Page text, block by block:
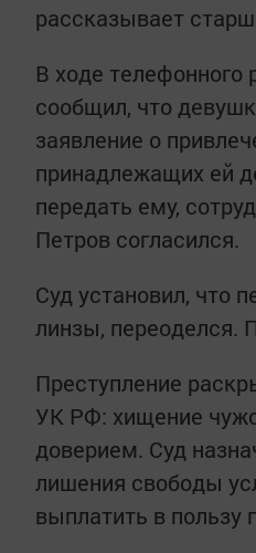
рассказывает
В ходе телефонного
сообщил, что
заявление о
принадлежащих ей
передать ему,
Петров согласился.
Суд установил, что
линзы, переоделся.
Преступление
УК РФ: хищение
доверием. Суд
лишения свободы
выплатить в пользу